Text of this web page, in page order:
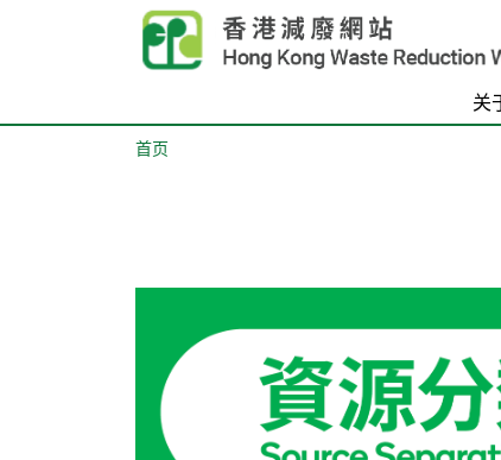
Skip to main content
关
首页